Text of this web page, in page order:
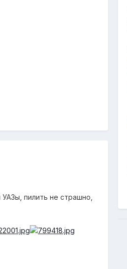
пилить не страшно,